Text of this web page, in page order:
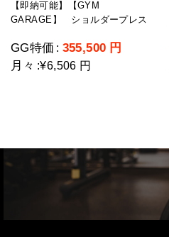
【即納可能】【GYM
GARAGE】 ショルダープレス
ク重量109kg)
GG特価 : 355,500 円
月々 :¥6,506 円